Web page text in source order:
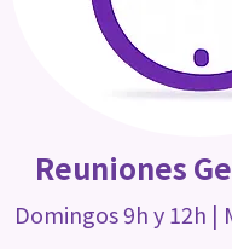
Reuniones
Domingos 9h y 12h |